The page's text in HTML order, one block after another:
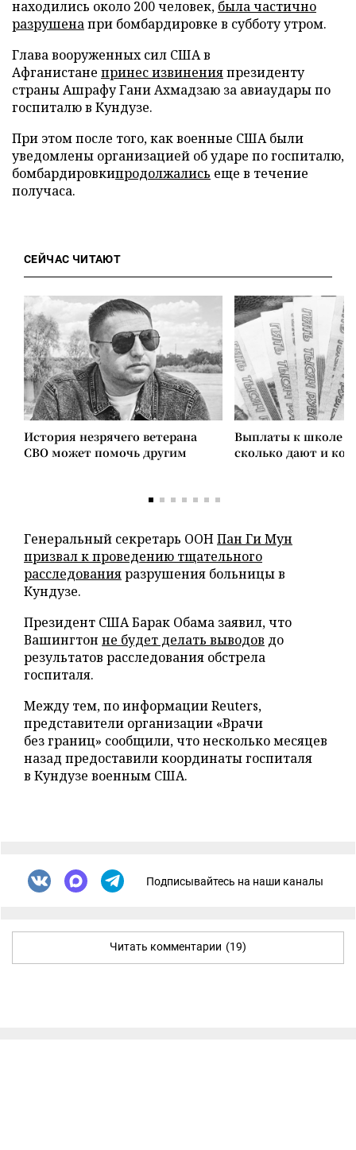
находились около 200 человек, была частично
разрушенапри бомбардировке в субботу утром.
Глава вооруженных сил США в
Афганистане принес извиненияпрезиденту
страны Ашрафу Гани Ахмадзаю за авиаудары по
госпиталю в Кундузе.
При этом после того, как военные США были
уведомлены организацией об ударе по госпиталю,
бомбардировкипродолжались еще в течение
получаса.
СЕЙЧАС ЧИТАЮТ
История незрячего ветерана
СВО может помочь другим
Выплаты к школе в
сколько дают и
Генеральный секретарь ООНПан Ги Мун
призвал к проведению тщательного
расследованияразрушения больницы в
Кундузе.
Президент США Барак Обама заявил, что
Вашингтон не будет делать выводов до
результатов расследования обстрела
госпиталя.
Между тем, по информации Reuters,
представители организации «Врачи
без границ» сообщили, что несколько месяцев
назад предоставили координаты госпиталя
в Кундузе военным США.
Подписывайтесь на наши каналы
Читать комментарии (19)